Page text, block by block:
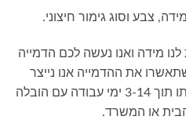
צבע וסוג גימור חיצוני.
מידה ואנו נעשה לכם הדמייה
את ההדמייה אנו נייצר
עבורכם מטבח ונספק לכם אותו תוך 3-14 ימי עבודה עם הובלה
או המשרד.